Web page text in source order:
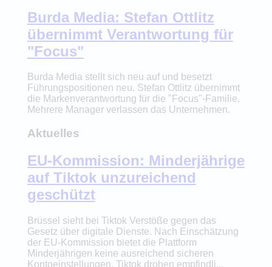
Burda Media: Stefan Ottlitz
übernimmt Verantwortung für
"Focus"
Burda Media stellt sich neu auf und besetzt
Führungspositionen neu. Stefan Ottlitz übernimmt
die Markenverantwortung für die "Focus"-Familie.
Mehrere Manager verlassen das Unternehmen.
Aktuelles
EU-Kommission: Minderjährige
auf Tiktok unzureichend
geschützt
Brüssel sieht bei Tiktok Verstöße gegen das
Gesetz über digitale Dienste. Nach Einschätzung
der EU-Kommission bietet die Plattform
Minderjährigen keine ausreichend sicheren
Kontoeinstellungen. Tiktok drohen empfindli...